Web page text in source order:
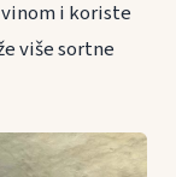
i koriste
više sortne